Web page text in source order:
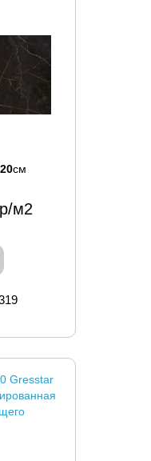
см
р/м2
Gresstar